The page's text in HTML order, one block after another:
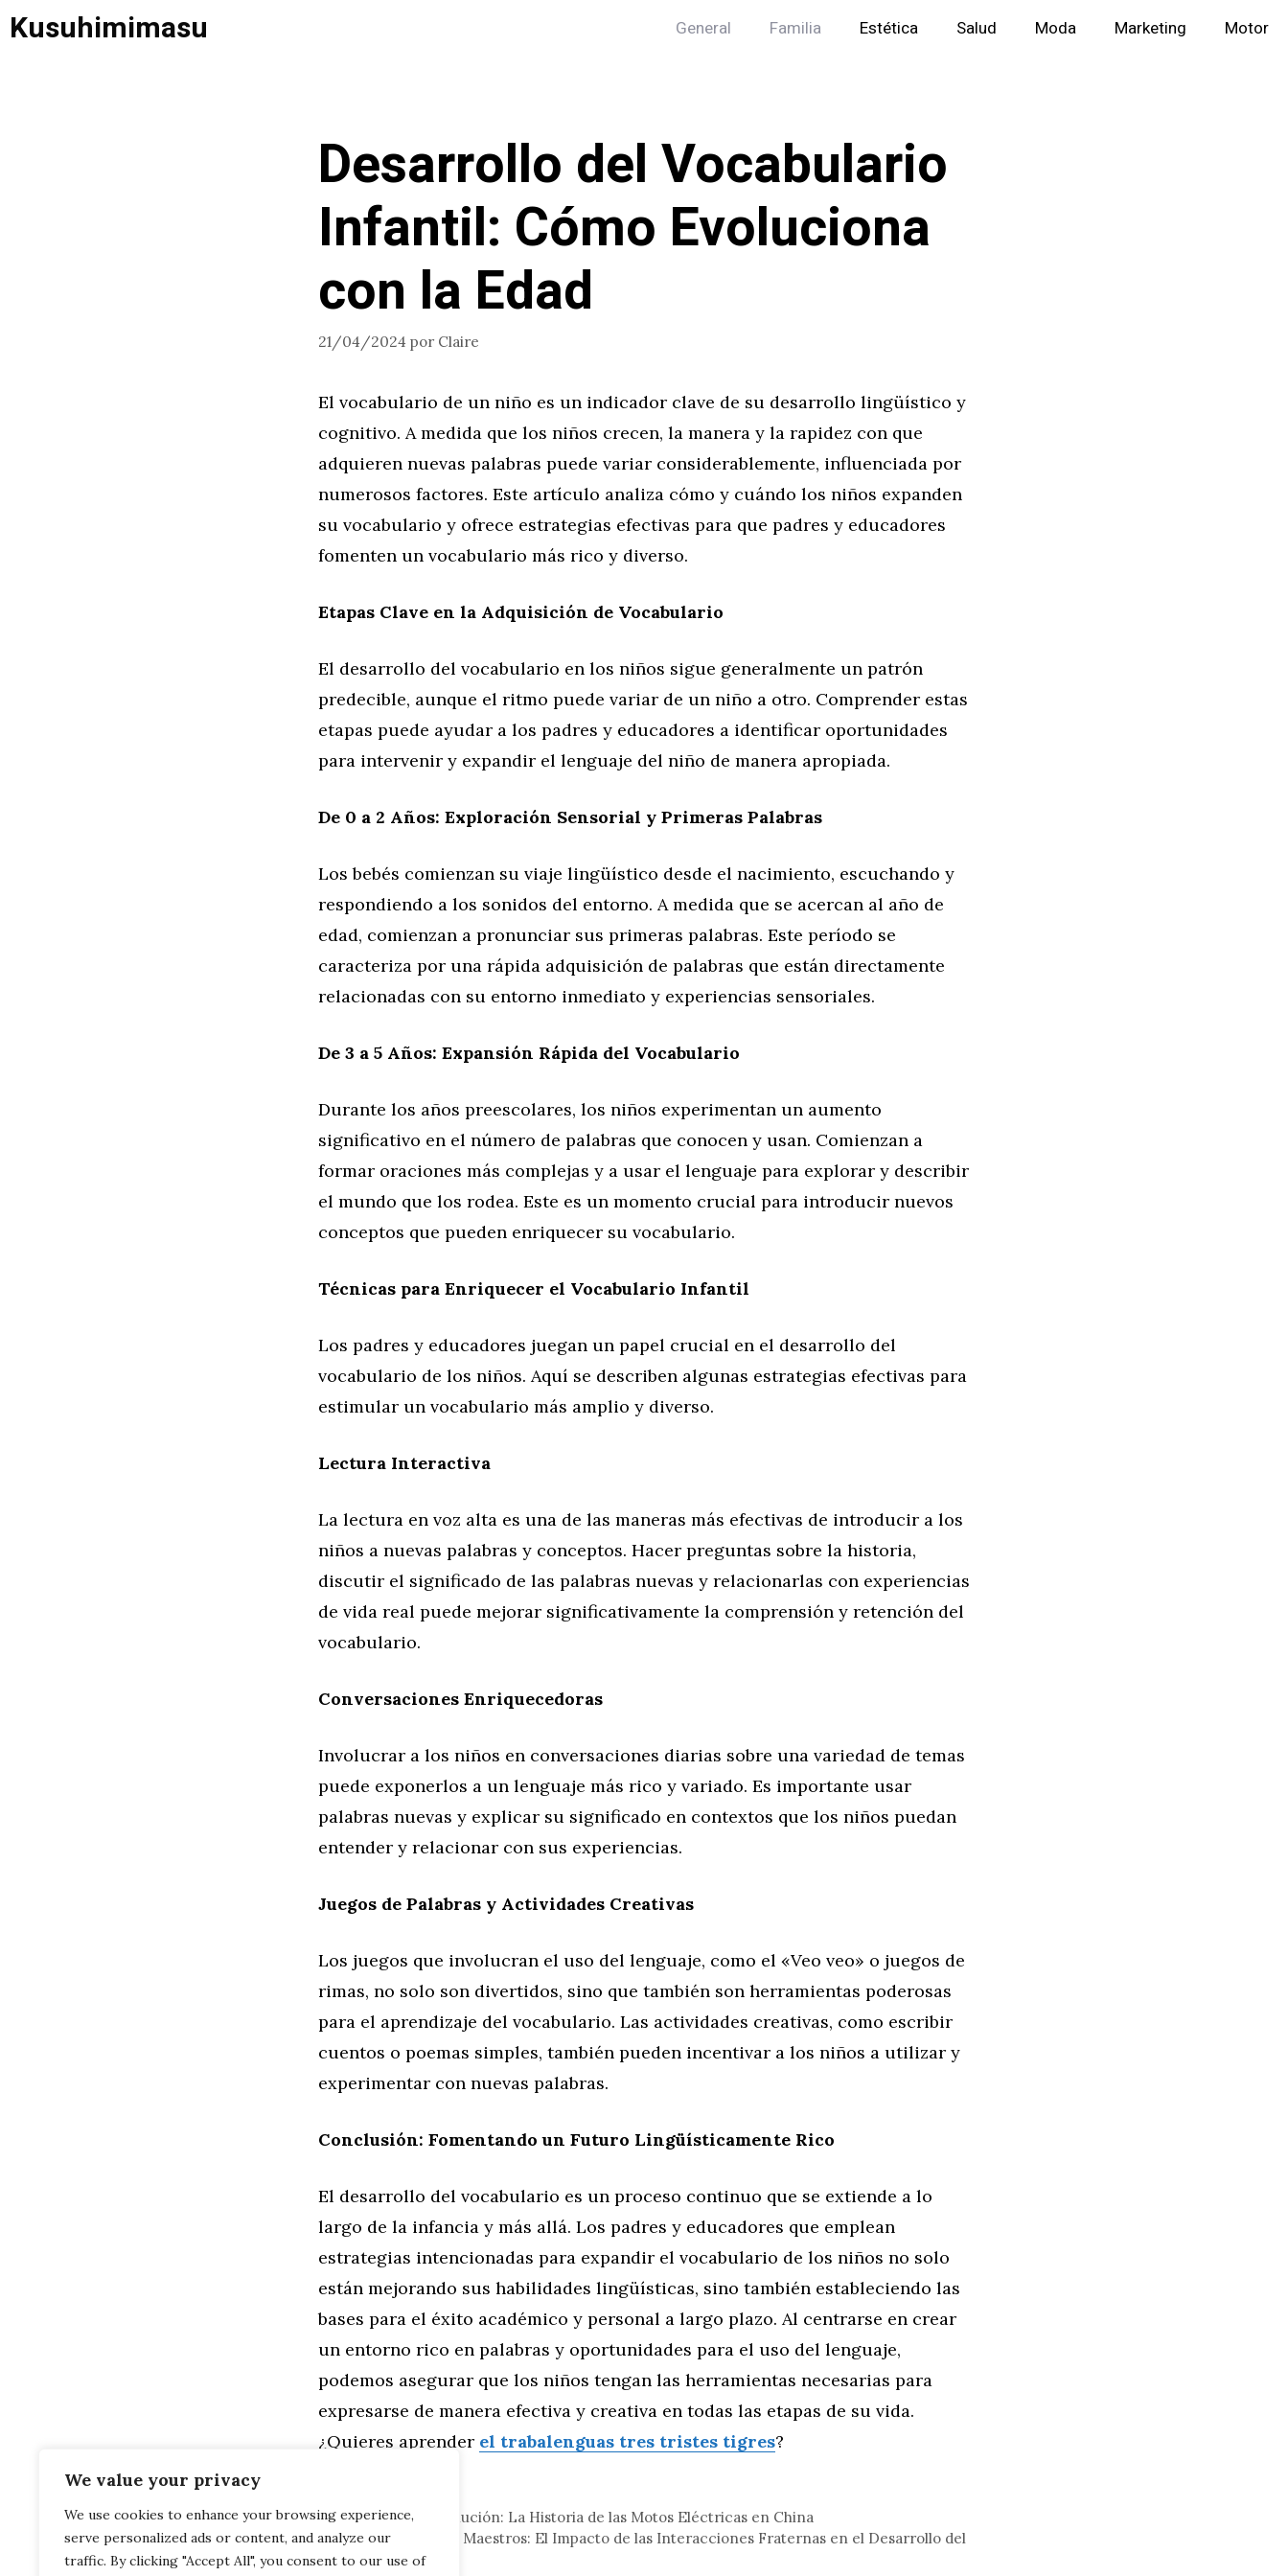
We value your privacy
We use cookies to enhance your browsing experience,
serve personalized ads or content, and analyze our
traffic. By clicking "Accept All", you consent to our use of
Saltar
alKusuhimimasu General Familia Estética Salud Moda Marketing Motor
Desarrollo del Vocabulario
Infantil: Cómo Evoluciona
con la Edad
21/04/2024 por Claire
El vocabulario de un niño es un indicador clave de su desarrollo lingüístico y
cognitivo. A medida que los niños crecen, la manera y la rapidez con que
adquieren nuevas palabras puede variar considerablemente, influenciada por
numerosos factores. Este artículo analiza cómo y cuándo los niños expanden
su vocabulario y ofrece estrategias efectivas para que padres y educadores
fomenten un vocabulario más rico y diverso.
Etapas Clave en la Adquisición de Vocabulario
El desarrollo del vocabulario en los niños sigue generalmente un patrón
predecible, aunque el ritmo puede variar de un niño a otro. Comprender estas
etapas puede ayudar a los padres y educadores a identificar oportunidades
para intervenir y expandir el lenguaje del niño de manera apropiada.
De 0 a 2 Años: Exploración Sensorial y Primeras Palabras
Los bebés comienzan su viaje lingüístico desde el nacimiento, escuchando y
respondiendo a los sonidos del entorno. A medida que se acercan al año de
edad, comienzan a pronunciar sus primeras palabras. Este período se
caracteriza por una rápida adquisición de palabras que están directamente
relacionadas con su entorno inmediato y experiencias sensoriales.
De 3 a 5 Años: Expansión Rápida del Vocabulario
Durante los años preescolares, los niños experimentan un aumento
significativo en el número de palabras que conocen y usan. Comienzan a
formar oraciones más complejas y a usar el lenguaje para explorar y describir
el mundo que los rodea. Este es un momento crucial para introducir nuevos
conceptos que pueden enriquecer su vocabulario.
Técnicas para Enriquecer el Vocabulario Infantil
Los padres y educadores juegan un papel crucial en el desarrollo del
vocabulario de los niños. Aquí se describen algunas estrategias efectivas para
estimular un vocabulario más amplio y diverso.
Lectura Interactiva
La lectura en voz alta es una de las maneras más efectivas de introducir a los
niños a nuevas palabras y conceptos. Hacer preguntas sobre la historia,
discutir el significado de las palabras nuevas y relacionarlas con experiencias
de vida real puede mejorar significativamente la comprensión y retención del
vocabulario.
Conversaciones Enriquecedoras
Involucrar a los niños en conversaciones diarias sobre una variedad de temas
puede exponerlos a un lenguaje más rico y variado. Es importante usar
palabras nuevas y explicar su significado en contextos que los niños puedan
entender y relacionar con sus experiencias.
Juegos de Palabras y Actividades Creativas
Los juegos que involucran el uso del lenguaje, como el «Veo veo» o juegos de
rimas, no solo son divertidos, sino que también son herramientas poderosas
para el aprendizaje del vocabulario. Las actividades creativas, como escribir
cuentos o poemas simples, también pueden incentivar a los niños a utilizar y
experimentar con nuevas palabras.
Conclusión: Fomentando un Futuro Lingüísticamente Rico
El desarrollo del vocabulario es un proceso continuo que se extiende a lo
largo de la infancia y más allá. Los padres y educadores que emplean
estrategias intencionadas para expandir el vocabulario de los niños no solo
están mejorando sus habilidades lingüísticas, sino también estableciendo las
bases para el éxito académico y personal a largo plazo. Al centrarse en crear
un entorno rico en palabras y oportunidades para el uso del lenguaje,
podemos asegurar que los niños tengan las herramientas necesarias para
expresarse de manera efectiva y creativa en todas las etapas de su vida.
¿Quieres aprender el trabalenguas tres tristes tigres?
Electrizante Evolución: La Historia de las Motos Eléctricas en China
Hermanos Como Maestros: El Impacto de las Interacciones Fraternas en el Desarrollo del
Lenguaje